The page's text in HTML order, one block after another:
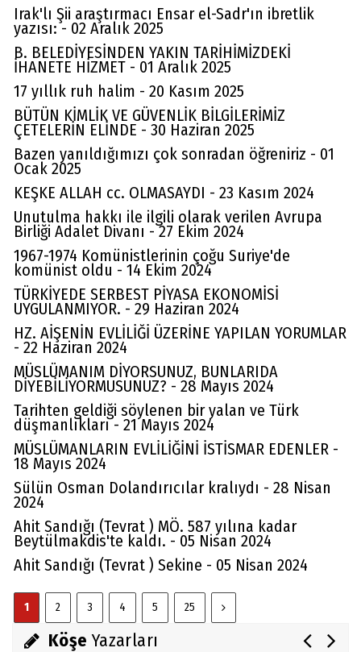
Irak'lı Şii araştırmacı Ensar el-Sadr'ın ibretlik
yazısı: - 02 Aralık 2025
B. BELEDİYESİNDEN YAKIN TARİHİMİZDEKİ
İHANETE HİZMET - 01 Aralık 2025
17 yıllık ruh halim - 20 Kasım 2025
BÜTÜN KİMLİK VE GÜVENLİK BİLGİLERİMİZ
ÇETELERİN ELİNDE - 30 Haziran 2025
Bazen yanıldığımızı çok sonradan öğreniriz - 01
Ocak 2025
KEŞKE ALLAH cc. OLMASAYDI - 23 Kasım 2024
Unutulma hakkı ile ilgili olarak verilen Avrupa
Birliği Adalet Divanı - 27 Ekim 2024
1967-1974 Komünistlerinin çoğu Suriye'de
komünist oldu - 14 Ekim 2024
TÜRKİYEDE SERBEST PİYASA EKONOMİSİ
UYGULANMIYOR. - 29 Haziran 2024
HZ. AİŞENİN EVLİLİĞİ ÜZERİNE YAPILAN YORUMLAR
- 22 Haziran 2024
MÜSLÜMANIM DİYORSUNUZ, BUNLARIDA
DİYEBİLİYORMUSUNUZ? - 28 Mayıs 2024
Tarihten geldiği söylenen bir yalan ve Türk
düşmanlıkları - 21 Mayıs 2024
MÜSLÜMANLARIN EVLİLİĞİNİ İSTİSMAR EDENLER -
18 Mayıs 2024
Sülün Osman Dolandırıcılar kralıydı - 28 Nisan
2024
Ahit Sandığı (Tevrat ) MÖ. 587 yılına kadar
Beytülmakdis'te kaldı. - 05 Nisan 2024
Ahit Sandığı (Tevrat ) Sekine - 05 Nisan 2024
1 2 3 4 5 25
Köşe Yazarları
FARELERİ DİNLEMEYİN!..
Abdullah Gözaydın
ALLAH cc. MUCİZE YARATMAZ.